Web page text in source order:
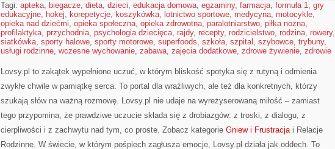
Tagi: apteka, biegacze, dieta, dzieci, edukacja domowa, egzaminy, farmacja, formuła 1, gry
edukacyjne, hokej, korepetycje, koszykówka, lotnictwo sportowe, medycyna, motocykle,
opieka nad dziećmi, opieka społeczna, opieka zdrowotna, paralotniarstwo, piłka nożna,
profilaktyka, przychodnia, psychologia dziecięca, rajdy, recepty, rodzicielstwo, rodzina, rowery,
siatkówka, sporty halowe, sporty motorowe, superfoods, szkoła, szpital , szybowce, trybuny,
usługi rodzinne, wczesne wychowanie, zabawa, zajęcia dodatkowe, zdrowe żywienie, zdrowie
Lovsy.pl to zakątek wypełnione uczuć, w którym bliskość spotyka się z rutyną i odmienia
zwykłe chwile w pamiątkę serca. To portal dla wrażliwych, ale też dla konkretnych, którzy
szukają słów na ważną rozmowę. Lovsy.pl nie udaje na wyreżyserowaną miłość – zamiast
tego przypomina, że prawdziwe uczucie składa się z drobiazgów: z troski, z dialogu, z
cierpliwości i z zachwytu nad tym, co proste. Zobacz kategorie Gniew i Frustracjai Relacje
Rodzinne. W świecie, w którym pośpiech zagłusza emocje, Lovsy.pl działa jak oddech. To